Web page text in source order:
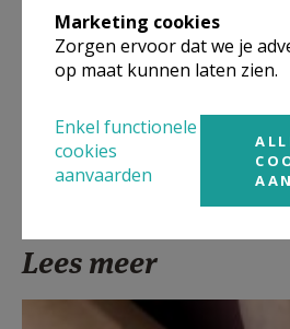
14, om 7 uur.
De Zusters van Liefde,
Lees meer
Marketing cookies
Zorgen ervoor dat we je
op maat kunnen laten zien.
Enkel functionele
cookies
aanvaarden